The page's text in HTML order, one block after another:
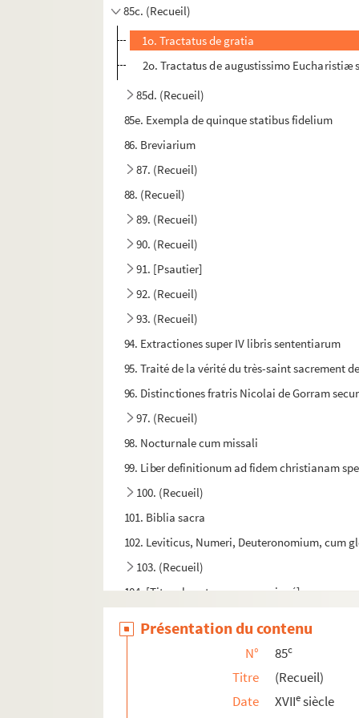
85c. (Recueil)
1o. Tractatus de gratia
2o. Tractatus de augustissimo Eucharistiæ
85d. (Recueil)
85e. Exempla de quinque statibus fidelium
86. Breviarium
87. (Recueil)
88. (Recueil)
89. (Recueil)
90. (Recueil)
91. [Psautier]
92. (Recueil)
93. (Recueil)
94. Extractiones super IV libris sententiarum
95. Traité de la vérité du très-saint sacrement
96. Distinctiones fratris Nicolai de Gorram
97. (Recueil)
98. Nocturnale cum missali
99. Liber definitionum ad fidem christianam
100. (Recueil)
101. Biblia sacra
102. Leviticus, Numeri, Deuteronomium, cum
103. (Recueil)
104. [Titre absent ou non renseigné]
105b. Biblia sacra
Présentation du contenu
N° 85c
Titre
(Recueil)
Date
XVIIesiècle